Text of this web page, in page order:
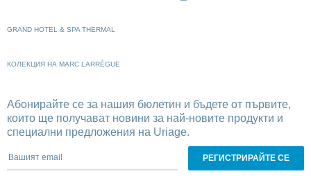
GRAND HOTEL & SPA THERMAL
КОЛЕКЦИЯ НА MARC LARRÈGUE
Абонирайте се за нашия бюлетин и бъдете от първите,
които ще получават новини за най-новите продукти и
специални предложения на Uriage.
Вашият email